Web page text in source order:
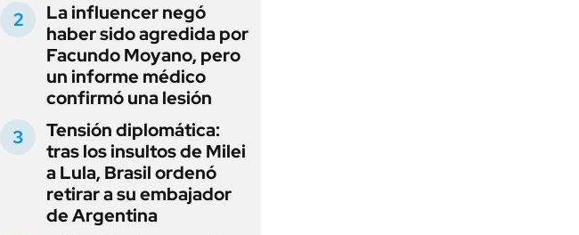
La influencer negó
haber sido agredida por
Facundo Moyano, pero
un informe médico
confirmó una lesión
Tensión diplomática:
tras los insultos de Milei
a Lula, Brasil ordenó
retirar a su embajador
de Argentina